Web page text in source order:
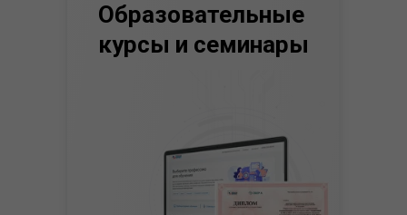
Образовательные
курсы и семинары